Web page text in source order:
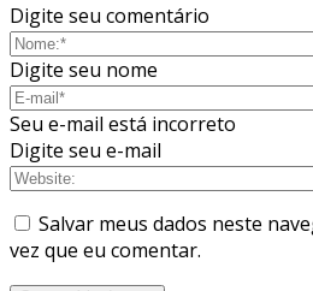
Digite seu comentário
Digite seu nome
Seu e-mail está incorreto
Digite seu e-mail
Salvar meus dados neste
vez que eu comentar.